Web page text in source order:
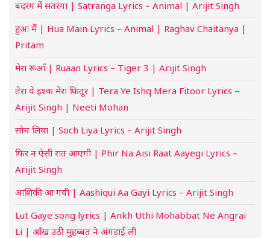
बदरंग में सतरंगा | Satranga Lyrics – Animal | Arijit Singh
हुआ मैं | Hua Main Lyrics – Animal | Raghav Chaitanya |
Pritam
मेरा रूआँ | Ruaan Lyrics – Tiger 3 | Arijit Singh
तेरा ये इश्क मेरा फितूर | Tera Ye Ishq Mera Fitoor Lyrics –
Arijit Singh | Neeti Mohan
सोच लिया | Soch Liya Lyrics – Arijit Singh
फिर न ऐसी रात आएगी | Phir Na Aisi Raat Aayegi Lyrics –
Arijit Singh
आशिकी आ गयी | Aashiqui Aa Gayi Lyrics – Arijit Singh
Lut Gaye song lyrics | Ankh Uthi Mohabbat Ne Angrai
Li | आँख उठी मुहब्बत ने अंगड़ाई ली